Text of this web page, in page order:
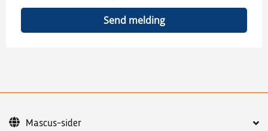
Send melding
Mascus-sider